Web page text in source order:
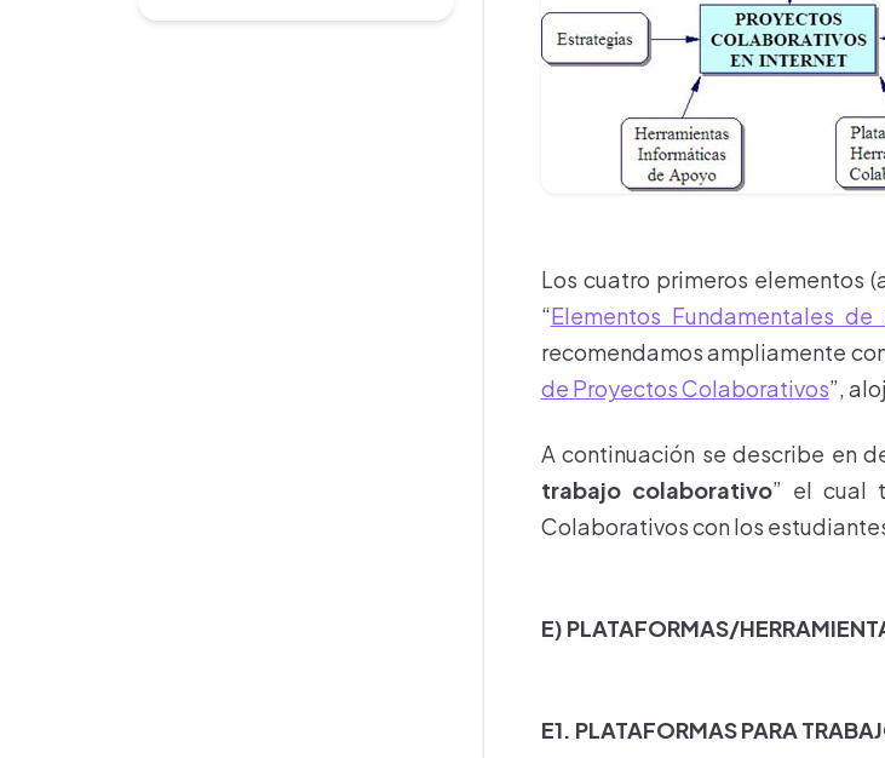
Los cuatro primeros elementos
“Elementos Fundamentales
recomendamos ampliamente
de Proyectos Colaborativos”,
A continuación se describe en
trabajo colaborativo” el cual
Colaborativos con los
E) PLATAFORMAS/
E1. PLATAFORMAS PARA